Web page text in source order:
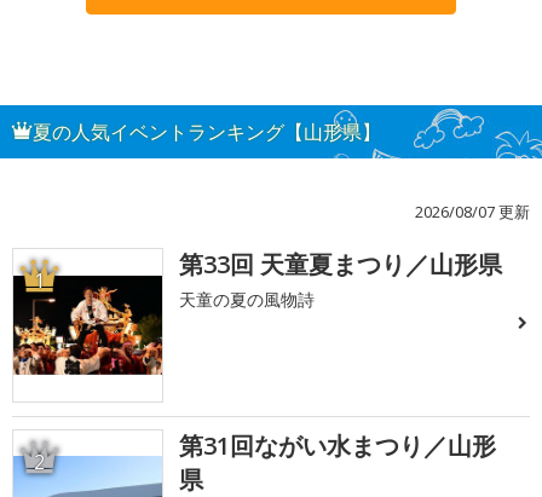
夏の人気イベントランキング【山形県】
2026/08/07 更新
1 第33回 天童夏まつり／山形県
天童の夏の風物詩
2
第31回ながい水まつり／山形
県